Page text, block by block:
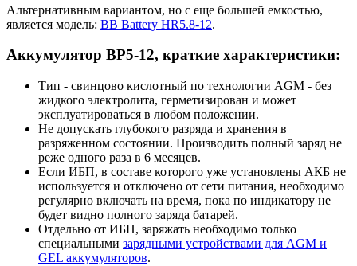
Альтернативным вариантом, но с еще большей емкостью,
является модель: BB Battery HR5.8-12.
Аккумулятор BP5-12, краткие характеристики:
Тип - свинцово кислотный по технологии AGM - без
жидкого электролита, герметизирован и может
эксплуатироваться в любом положении.
Не допускать глубокого разряда и хранения в
разряженном состоянии. Производить полный заряд не
реже одного раза в 6 месяцев.
Если ИБП, в составе которого уже установлены АКБ не
используется и отключено от сети питания, необходимо
регулярно включать на время, пока по индикатору не
будет видно полного заряда батарей.
Отдельно от ИБП, заряжать необходимо только
специальными зарядными устройствами для AGM и
GEL аккумуляторов.